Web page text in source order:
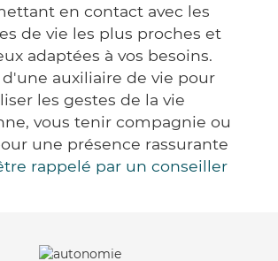
en contact avec les
de vie les plus proches et
adaptées à vos besoins.
d'une auxiliaire de vie pour
les gestes de la vie
vous tenir compagnie ou
une présence rassurante
rappelé par un conseiller